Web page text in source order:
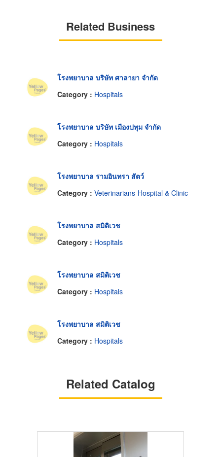
Related Business
โรงพยาบาล บริษัท ศาลายา จำกัด
Category : Hospitals
โรงพยาบาล บริษัท เมืองปทุม จำกัด
Category : Hospitals
โรงพยาบาล รามอินทรา สัตว์
Category : Veterinarians-Hospital & Clinic
โรงพยาบาล สมิติเวช
Category : Hospitals
โรงพยาบาล สมิติเวช
Category : Hospitals
โรงพยาบาล สมิติเวช
Category : Hospitals
Related Catalog